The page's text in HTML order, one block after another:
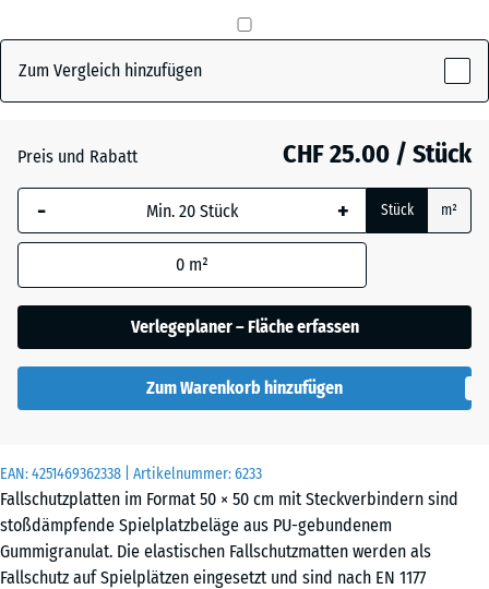
EAN:4251469362338 | Artikelnummer:6233
Fallschutzplatten im Format 50 × 50 cm mit Steckverbindern sind
stoßdämpfende Spielplatzbeläge aus PU-gebundenem
Gummigranulat. Die elastischen Fallschutzmatten werden als
Fallschutz auf Spielplätzen eingesetzt und sind nach EN 1177
Schiefergrau(active)
- CHF 2.20
x
500
Die gewählte, blau
umrandete
Abmessung wird
Produktdaten nicht
anders angegeben)
für die
Bedarfsberechnung
x
50
x 8
cm
Zum Vergleich hinzufügen
Preis und Rabatt CHF 25.00 / Stück
- + Stück m²
0 m²
Verlegeplaner – Fläche erfassen
Zum Warenkorb hinzufügen